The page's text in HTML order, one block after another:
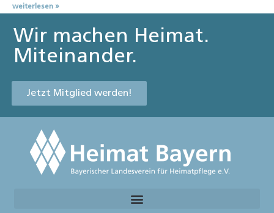
weiterlesen »
Wir machen Heimat.
Miteinander.
Jetzt Mitglied werden!